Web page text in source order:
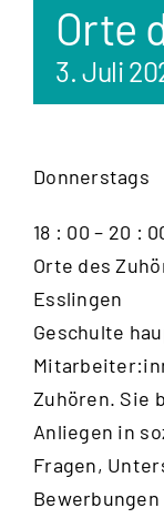
Orte
3. Juli
Donnerstags
18 : 00 – 20 :
Orte des
Esslingen
Geschulte
Zuhören. Sie
Anliegen in
Fragen,